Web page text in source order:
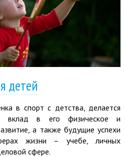
детей
в спорт с детства, делается
вклад в его физическое и
а также будущие успехи
жизни – учебе, личных
сфере.